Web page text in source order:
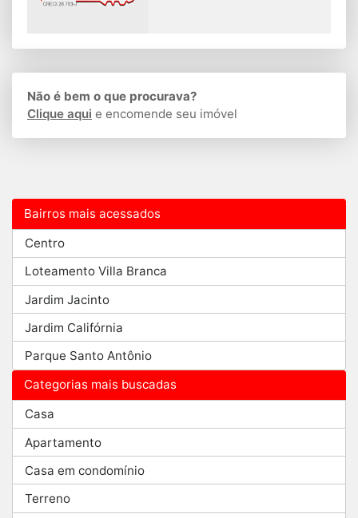
Não é bem o que procurava?
Clique aqui e encomende seu imóvel
Bairros mais acessados
Centro
Loteamento Villa Branca
Jardim Jacinto
Jardim Califórnia
Parque Santo Antônio
Categorias mais buscadas
Casa
Apartamento
Casa em condomínio
Terreno